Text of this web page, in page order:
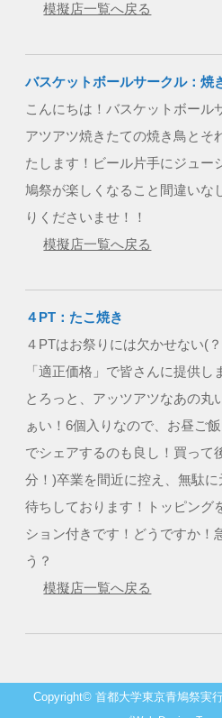
模擬店一覧へ戻る
バスケットボールサークル：焼
こんにちは！バスケットボール
アツアツ焼きたての焼き鳥とそ
たします！ビール片手にジュー
鳩祭が楽しくなること間違いな
りくださいませ！！
模擬店一覧へ戻る
４PT：たこ焼き
４PTはお祭りには欠かせない(
「適正価格」で皆さんに提供
とろっと、アッツアツなあの丸
ぁい！6個入りなので、お昼ご
でシェアするのも良し！買って
分！)卒業を間近に控え、無駄
待ちしております！トッピング
ション付きです！どうですか！
う？
模擬店一覧へ戻る
Copyright© 首都大学東京青鳩祭実